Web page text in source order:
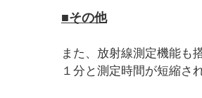
■その他
また、放射線測定機能も
１分と測定時間が短縮さ